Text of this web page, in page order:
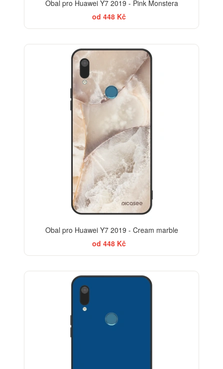
Obal pro Huawei Y7 2019 - Pink Monstera
od 448 Kč
Obal pro Huawei Y7 2019 - Cream marble
od 448 Kč